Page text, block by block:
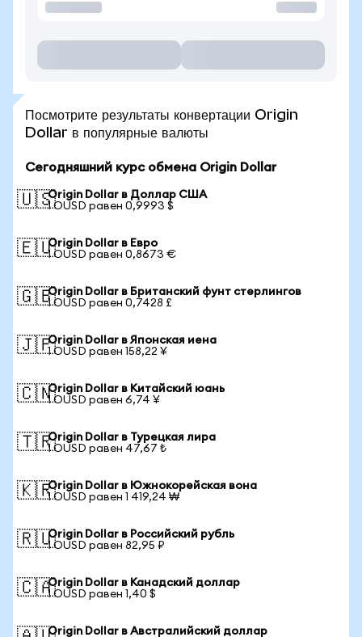
Посмотрите результаты конвертации Origin
Dollar в популярные валюты
Сегодняшний курс обмена Origin Dollar
🇺🇸Origin Dollar в Доллар США
1 OUSD равен 0,9993 $
🇪🇺Origin Dollar в Евро
1 OUSD равен 0,8673 €
🇬🇧Origin Dollar в Британский фунт стерлингов
1 OUSD равен 0,7428 £
🇯🇵Origin Dollar в Японская иена
1 OUSD равен 158,22 ¥
🇨🇳Origin Dollar в Китайский юань
1 OUSD равен 6,74 ¥
🇹🇷Origin Dollar в Турецкая лира
1 OUSD равен 47,67 ₺
🇰🇷Origin Dollar в Южнокорейская вона
1 OUSD равен 1 419,24 ₩
🇷🇺Origin Dollar в Российский рубль
1 OUSD равен 82,95 ₽
🇨🇦Origin Dollar в Канадский доллар
1 OUSD равен 1,40 $
Origin Dollar в Австралийский доллар